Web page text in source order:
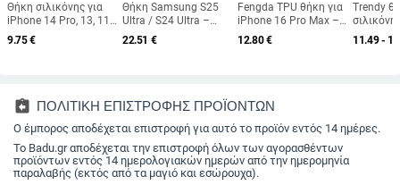
Θήκη σιλικόνης για
iPhone 14 Pro, 13, 11,
12 Pro, 12 Pro Max
και 13 Pro –
αποτυπωμάτων, Καφέ
χρώμα
9.75€
Θήκη Samsung S25
Ultra / S24 Ultra –
δερμάτινο με μοτίβο
ξύλου, πλήρης
22.51 €
Fengda TPU θήκη για
iPhone 16 Pro Max –
ροζ ζελέ με
μαγνητική πρόσδεση,
12.80€
Trendy
με
Ιαπωνία
11.49 -
assignment_return ΠΟΛΙΤΙΚΗ ΕΠΙΣΤΡΟΦΗΣ ΠΡΟΪΟΝΤΩΝ
Ο έμπορος αποδέχεται επιστροφή για αυτό το προϊόν εντός 14 ημέρες.
Το Badu.gr αποδέχεται την επιστροφή όλων των αγορασθέντων
προϊόντων εντός 14 ημερολογιακών ημερών από την ημερομηνία
παραλαβής (εκτός από τα μαγιό και εσώρουχα).